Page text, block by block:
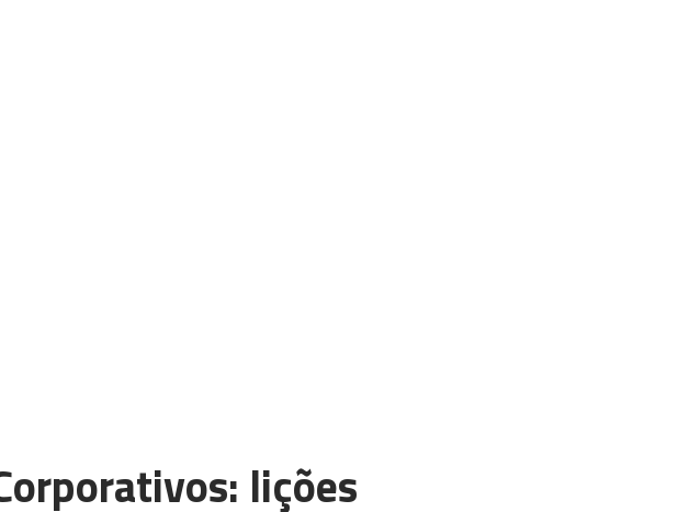
lições